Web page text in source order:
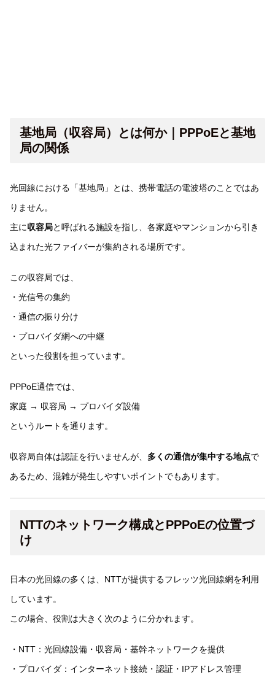
基地局（収容局）とは何か｜PPPoEと基地
局の関係
光回線における「基地局」とは、携帯電話の電波塔のことではあ
りません。
主に収容局と呼ばれる施設を指し、各家庭やマンションから引き
込まれた光ファイバーが集約される場所です。
この収容局では、
・光信号の集約
・通信の振り分け
・プロバイダ網への中継
といった役割を担っています。
PPPoE通信では、
家庭 → 収容局 → プロバイダ設備
というルートを通ります。
収容局自体は認証を行いませんが、 多くの通信が集中する地点で
あるため、混雑が発生しやすいポイントでもあります。
NTTのネットワーク構成とPPPoEの位置づ
け
日本の光回線の多くは、NTTが提供するフレッツ光回線網を利用
しています。
この場合、役割は大きく次のように分かれます。
・NTT：光回線設備・収容局・基幹ネットワークを提供
・プロバイダ：インターネット接続・認証・IPアドレス管理